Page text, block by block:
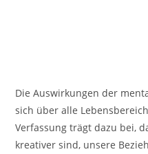
Die Auswirkungen der
sich über alle
Verfassung trägt dazu bei,
kreativer sind, unsere